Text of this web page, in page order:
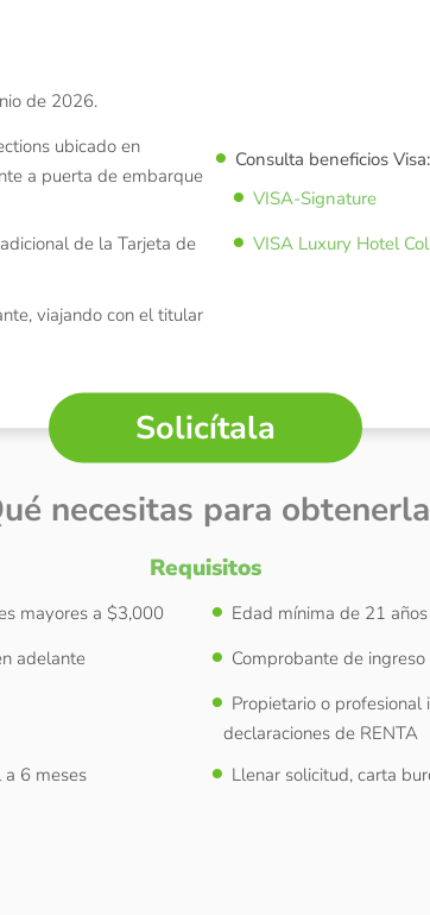
de 2026.
ubicado en
a puerta de embarque
de la Tarjeta de
viajando con el titular
Consulta beneficios Visa:
VISA-Signature
VISA Luxury Hotel
Solicítala
necesitas para
Requisitos
mayores a $3,000
Edad mínima de 21
adelante
Comprobante de
Propietario o
declaraciones de RENTA
6 meses
Llenar solicitud, carta